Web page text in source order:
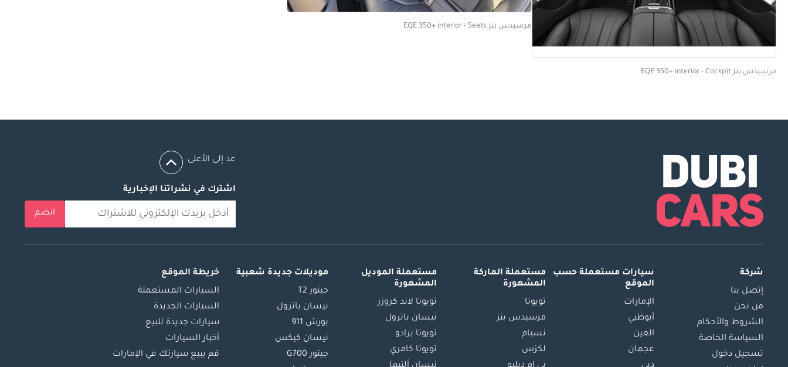
مرسيدس بنز EQE 350+ interior - Cockpit
مرسيدس بنز EQE 350+ interior - Seats
عد إلى الأعلى
اشترك في نشراتنا الإخبارية
انضم
شركة
إتصل بنا
من نحن
الشروط والأحكام
السياسة الخاصة
تسجيل دخول
سيارات مستعملة حسب
الموقع
الإمارات
أبوظبي
العين
عجمان
مستعملة الماركة
المشهورة
تويوتا
مرسيدس بنز
نسيام
لكزس
مستعملة الموديل
المشهورة
تويوتا لاند كروزر
نيسان باترول
تويوتا برادو
تويوتا كامري
موديلات جديدة شعبية
جيتور T2
نيسان باترول
بورش 911
نيسان كيكس
جيتور G700
خريطة الموقع
السيارات المستعملة
السيارات الجديدة
سيارات جديدة للبيع
أخبار السيارات
قم ببيع سيارتك في الإمارات